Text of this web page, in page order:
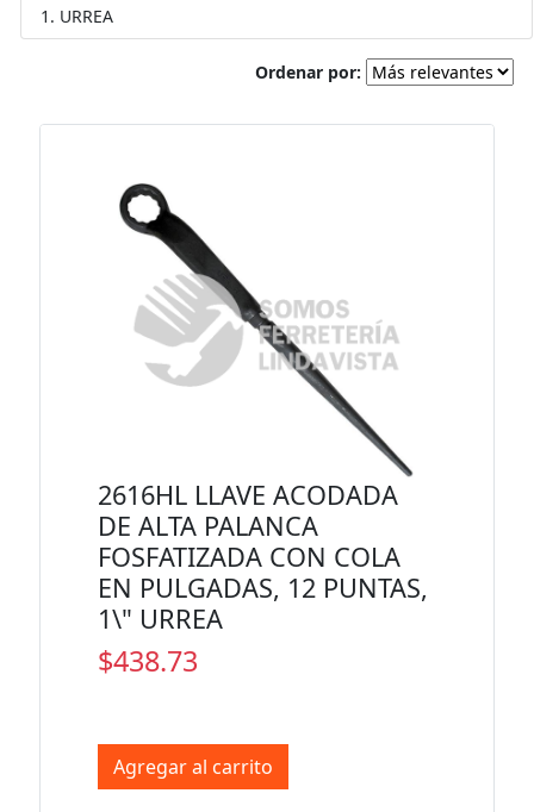
URREA
Ordenar por:
2616HL LLAVE ACODADA
DE ALTA PALANCA
FOSFATIZADA CON COLA
EN PULGADAS, 12 PUNTAS,
1\" URREA
$438.73
Agregar al carrito